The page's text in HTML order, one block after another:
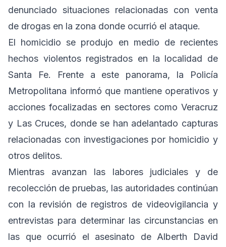
denunciado situaciones relacionadas con venta
de drogas en la zona donde ocurrió el ataque.
El homicidio se produjo en medio de recientes
hechos violentos registrados en la localidad de
Santa Fe. Frente a este panorama, la Policía
Metropolitana informó que mantiene operativos y
acciones focalizadas en sectores como Veracruz
y Las Cruces, donde se han adelantado capturas
relacionadas con investigaciones por homicidio y
otros delitos.
Mientras avanzan las labores judiciales y de
recolección de pruebas, las autoridades continúan
con la revisión de registros de videovigilancia y
entrevistas para determinar las circunstancias en
las que ocurrió el asesinato de Alberth David